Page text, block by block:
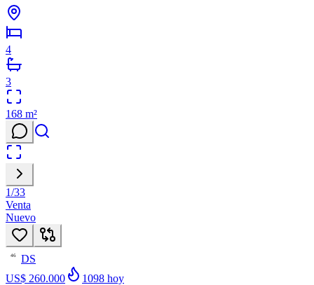
4
3
168 m²
1/33
Venta
Nuevo
46
DS
US$ 260.000
1098 hoy